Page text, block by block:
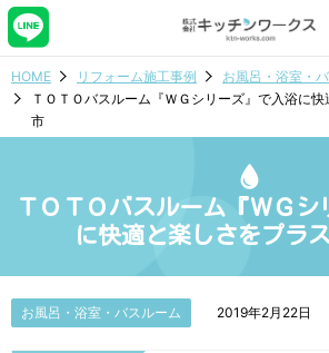
HOME リフォーム施工事例
お風呂・浴室・
ＴＯＴＯバスルーム『ＷＧシリーズ』で入浴に
市
ＴＯＴＯバスルーム『ＷＧシ
に快適と楽しさをプラ
お風呂・浴室・バスルーム 2019年2月22日